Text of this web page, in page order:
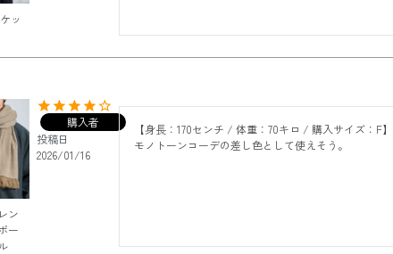
ッ
ン
ー
購入者
投稿日
2026/01/16
【身長：170センチ / 体重：70キロ / 購入サイズ：F】
モノトーンコーデの差し色として使えそう。